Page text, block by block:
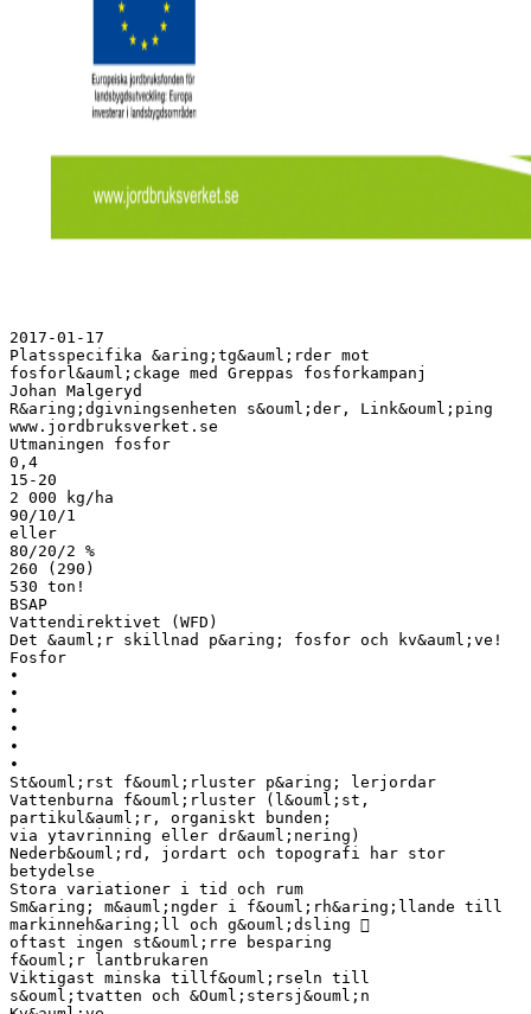
2017-01-17
Platsspecifika &aring;tg&auml;rder mot
fosforl&auml;ckage med Greppas fosforkampanj
Johan Malgeryd
R&aring;dgivningsenheten s&ouml;der, Link&ouml;ping
www.jordbruksverket.se
Utmaningen fosfor
0,4
15-20
2 000 kg/ha
90/10/1
eller
80/20/2 %
260 (290)
530 ton!
BSAP
Vattendirektivet (WFD)
Det &auml;r skillnad p&aring; fosfor och kv&auml;ve!
Fosfor
•
•
•
•
•
•
St&ouml;rst f&ouml;rluster p&aring; lerjordar
Vattenburna f&ouml;rluster (l&ouml;st,
partikul&auml;r, organiskt bunden;
via ytavrinning eller dr&auml;nering)
Nederb&ouml;rd, jordart och topografi har stor
betydelse
Stora variationer i tid och rum
Sm&aring; m&auml;ngder i f&ouml;rh&aring;llande till
markinneh&aring;ll och g&ouml;dsling 
oftast ingen st&ouml;rre besparing
f&ouml;r lantbrukaren
Viktigast minska tillf&ouml;rseln till
s&ouml;tvatten och &Ouml;stersj&ouml;n